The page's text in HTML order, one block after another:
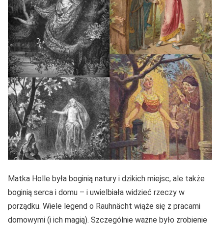
Matka Holle była boginią natury i dzikich miejsc, ale także
boginią serca i domu – i uwielbiała widzieć rzeczy w
porządku. Wiele legend o Rauhnächt wiąże się z pracami
domowymi (i ich magią). Szczególnie ważne było zrobienie